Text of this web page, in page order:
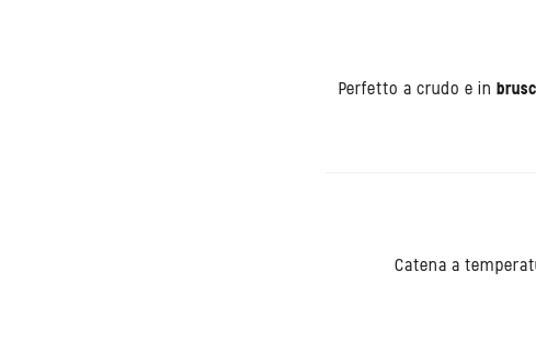
Perfetto a crudo e in
Catena a